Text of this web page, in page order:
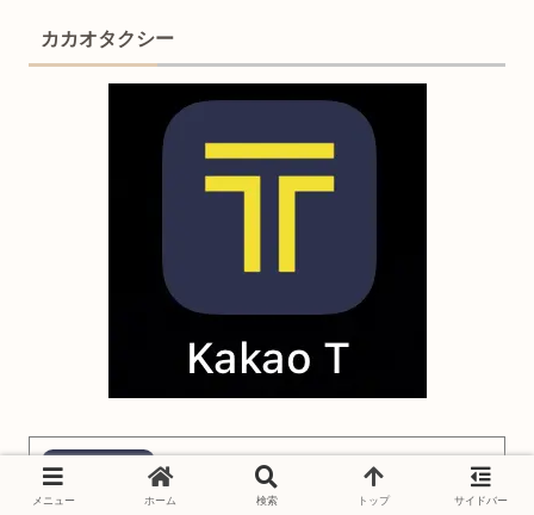
カカオタクシー
카카오 T – 택시, 대리, 주차, 바이크, 항
공, 퀵
メニュー ホーム 検索 トップ サイドバー